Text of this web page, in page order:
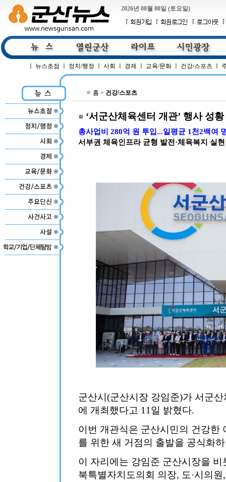
2026년 08월 08일 (토요일)
뉴스초점 정치/행정 사회 경제 교육/문화 건강/스포츠
홈 > 건강/스포츠
‘서군산체육센터 개관’ 행사 성황
총사업비 280억 원 투입...일평균 1천2백여
서부권 체육인프라 균형 발전·체육복지 실
군산시(군산시장 강임준)가 서군
에 개최했다고 11일 밝혔다.
이번 개관식은 군산시민의 건강한
를 위한 새 거점의 출발을 공식화
이 자리에는 강임준 군산시장을
북특별자치도의회 의장, 도·시의